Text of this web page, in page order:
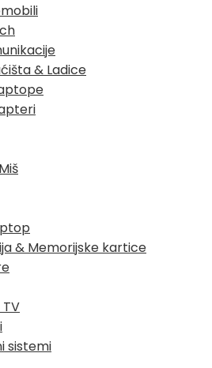
& Ladice
& Memorijske kartice
sistemi